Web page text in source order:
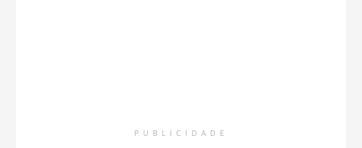
PUBLICIDADE